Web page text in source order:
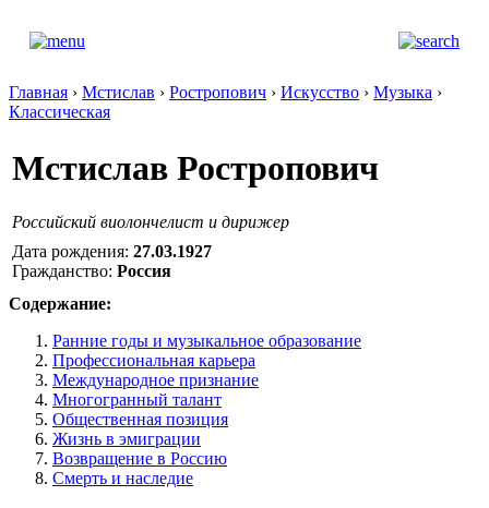
Главная › Мстислав › Ростропович › Искусство › Музыка ›
Классическая
Мстислав Ростропович
Российский виолончелист и дирижер
Дата рождения: 27.03.1927
Гражданство: Россия
Содержание:
Ранние годы и музыкальное образование
Профессиональная карьера
Международное признание
Многогранный талант
Общественная позиция
Жизнь в эмиграции
Возвращение в Россию
Смерть и наследие